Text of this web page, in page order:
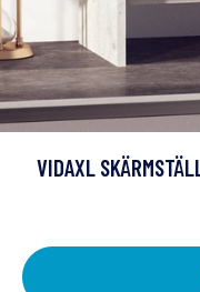
VIDAXL